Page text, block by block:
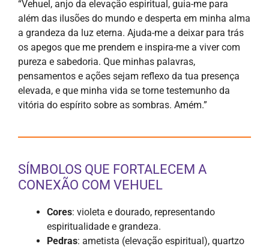
“Vehuel, anjo da elevação espiritual, guia-me para
além das ilusões do mundo e desperta em minha alma
a grandeza da luz eterna. Ajuda-me a deixar para trás
os apegos que me prendem e inspira-me a viver com
pureza e sabedoria. Que minhas palavras,
pensamentos e ações sejam reflexo da tua presença
elevada, e que minha vida se torne testemunho da
vitória do espírito sobre as sombras. Amém.”
SÍMBOLOS QUE FORTALECEM A
CONEXÃO COM VEHUEL
Cores: violeta e dourado, representando
espiritualidade e grandeza.
Pedras: ametista (elevação espiritual), quartzo